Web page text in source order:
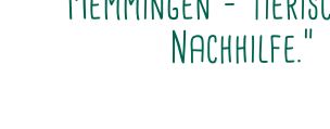
Nachhilfe.“